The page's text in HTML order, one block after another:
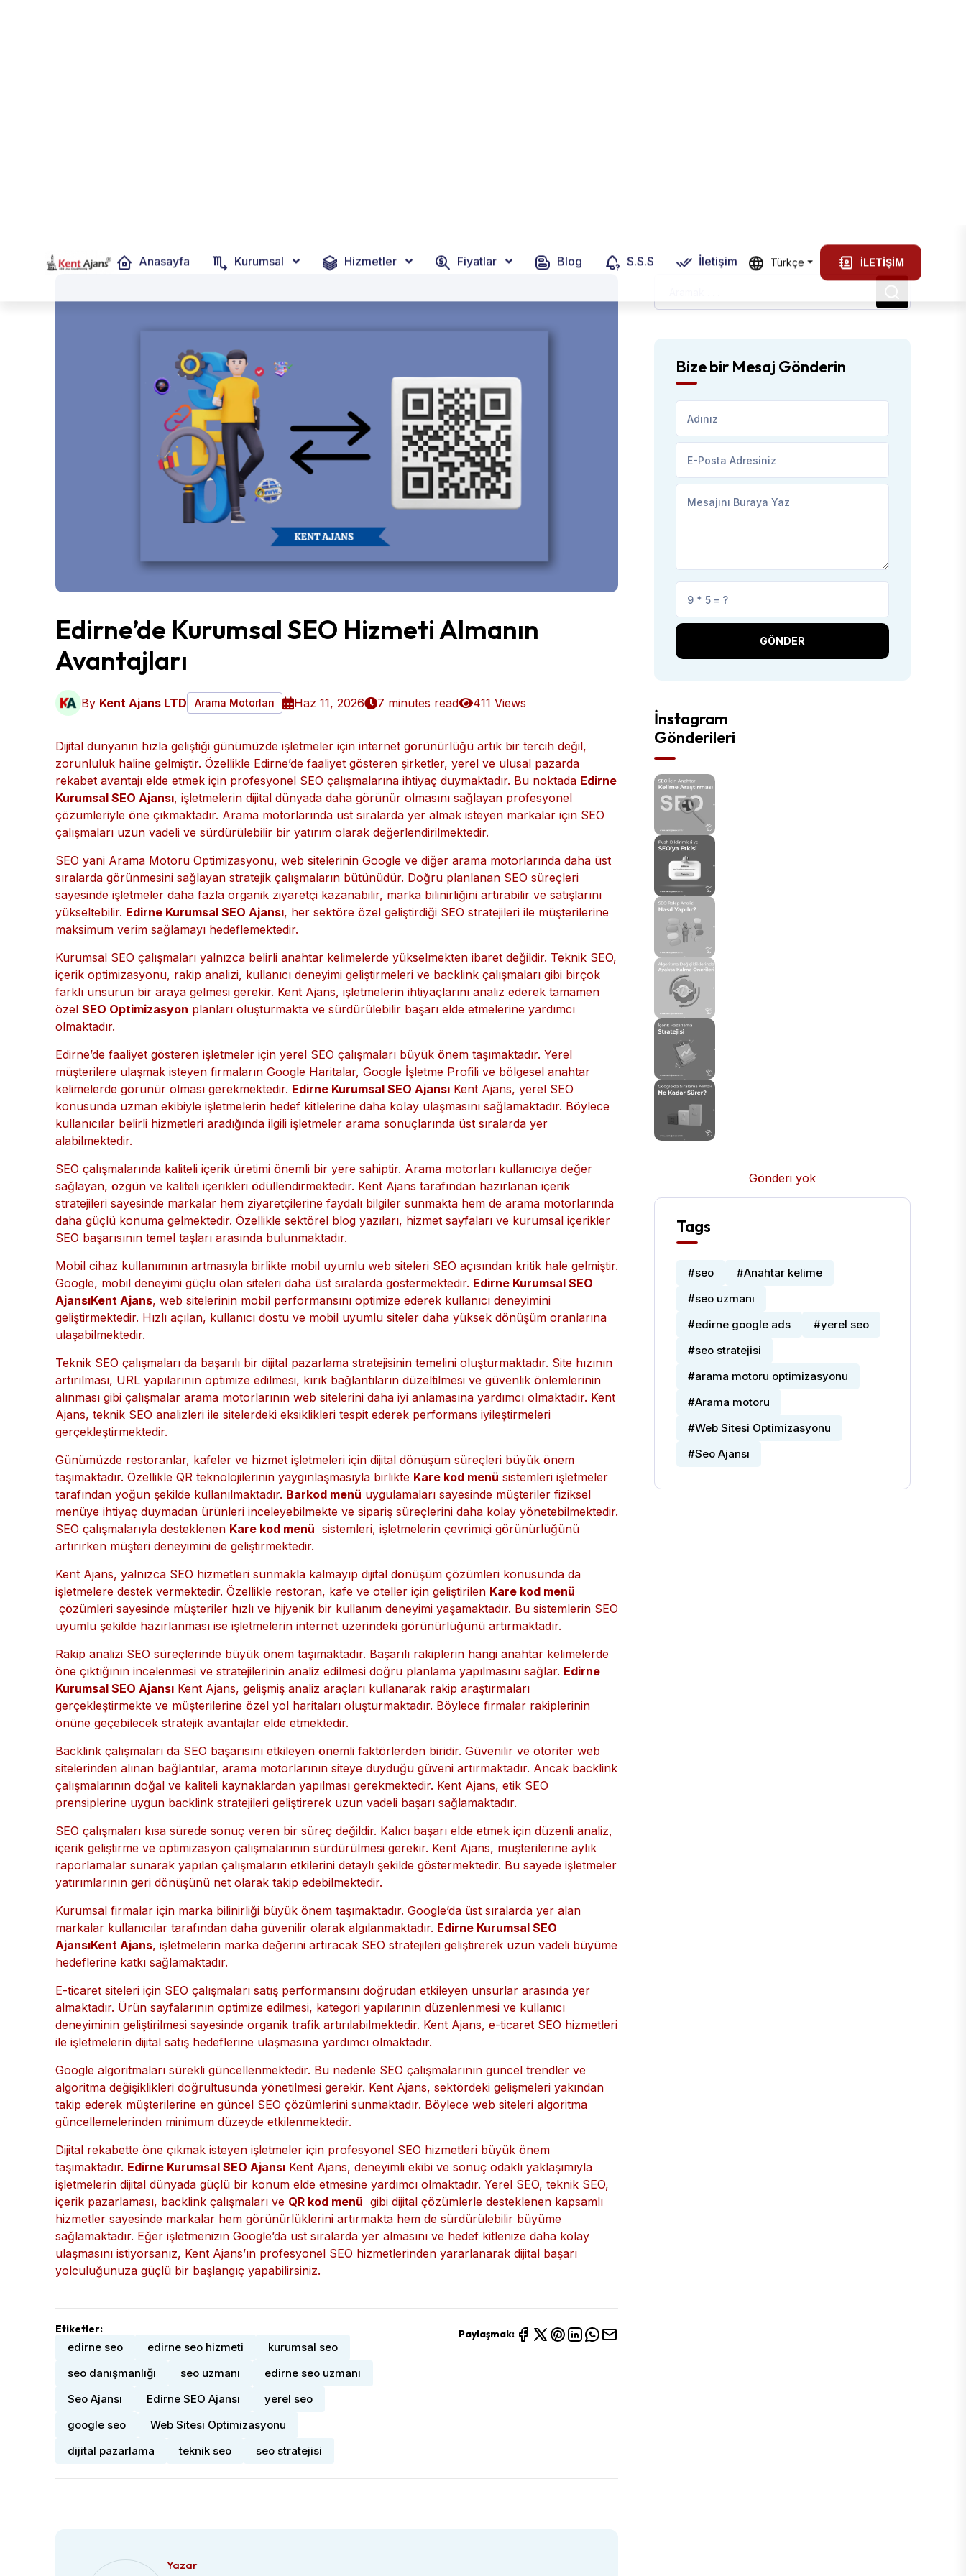
Edirne’de Kurumsal SEO Hizmeti Almanın
Avantajları
By Kent Ajans LTD Arama Motorları Haz 11, 2026 7 minutes read 411 Views
Dijital dünyanın hızla geliştiği günümüzde işletmeler için internet görünürlüğü artık bir tercih değil,
zorunluluk haline gelmiştir. Özellikle Edirne’de faaliyet gösteren şirketler, yerel ve ulusal pazarda
rekabet avantajı elde etmek için profesyonel SEO çalışmalarına ihtiyaç duymaktadır. Bu noktadaEdirne
Kurumsal SEO Ajansı , işletmelerin dijital dünyada daha görünür olmasını sağlayan profesyonel
çözümleriyle öne çıkmaktadır. Arama motorlarında üst sıralarda yer almak isteyen markalar için SEO
çalışmaları uzun vadeli ve sürdürülebilir bir yatırım olarak değerlendirilmektedir.
SEO yani Arama Motoru Optimizasyonu, web sitelerinin Google ve diğer arama motorlarında daha üst
sıralarda görünmesini sağlayan stratejik çalışmaların bütünüdür. Doğru planlanan SEO süreçleri
sayesinde işletmeler daha fazla organik ziyaretçi kazanabilir, marka bilinirliğini artırabilir ve satışlarını
yükseltebilir.Edirne Kurumsal SEO Ajansı, her sektöre özel geliştirdiği SEO stratejileri ile müşterilerine
maksimum verim sağlamayı hedeflemektedir.
Kurumsal SEO çalışmaları yalnızca belirli anahtar kelimelerde yükselmekten ibaret değildir. Teknik SEO,
içerik optimizasyonu, rakip analizi, kullanıcı deneyimi geliştirmeleri ve backlink çalışmaları gibi birçok
farklı unsurun bir araya gelmesi gerekir. Kent Ajans, işletmelerin ihtiyaçlarını analiz ederek tamamen
özelSEO Optimizasyonplanları oluşturmakta ve sürdürülebilir başarı elde etmelerine yardımcı
olmaktadır.
Edirne’de faaliyet gösteren işletmeler için yerel SEO çalışmaları büyük önem taşımaktadır. Yerel
müşterilere ulaşmak isteyen firmaların Google Haritalar, Google İşletme Profili ve bölgesel anahtar
kelimelerde görünür olması gerekmektedir.Edirne Kurumsal SEO AjansıKent Ajans, yerel SEO
konusunda uzman ekibiyle işletmelerin hedef kitlelerine daha kolay ulaşmasını sağlamaktadır. Böylece
kullanıcılar belirli hizmetleri aradığında ilgili işletmeler arama sonuçlarında üst sıralarda yer
alabilmektedir.
SEO çalışmalarında kaliteli içerik üretimi önemli bir yere sahiptir. Arama motorları kullanıcıya değer
sağlayan, özgün ve kaliteli içerikleri ödüllendirmektedir. Kent Ajans tarafından hazırlanan içerik
stratejileri sayesinde markalar hem ziyaretçilerine faydalı bilgiler sunmakta hem de arama motorlarında
daha güçlü konuma gelmektedir. Özellikle sektörel blog yazıları, hizmet sayfaları ve kurumsal içerikler
SEO başarısının temel taşları arasında bulunmaktadır.
Mobil cihaz kullanımının artmasıyla birlikte mobil uyumlu web siteleri SEO açısından kritik hale gelmiştir.
Google, mobil deneyimi güçlü olan siteleri daha üst sıralarda göstermektedir.Edirne Kurumsal SEO
AjansıKent Ajans, web sitelerinin mobil performansını optimize ederek kullanıcı deneyimini
geliştirmektedir. Hızlı açılan, kullanıcı dostu ve mobil uyumlu siteler daha yüksek dönüşüm oranlarına
ulaşabilmektedir.
Teknik SEO çalışmaları da başarılı bir dijital pazarlama stratejisinin temelini oluşturmaktadır. Site hızının
artırılması, URL yapılarının optimize edilmesi, kırık bağlantıların düzeltilmesi ve güvenlik önlemlerinin
alınması gibi çalışmalar arama motorlarının web sitelerini daha iyi anlamasına yardımcı olmaktadır. Kent
Ajans, teknik SEO analizleri ile sitelerdeki eksiklikleri tespit ederek performans iyileştirmeleri
gerçekleştirmektedir.
Günümüzde restoranlar, kafeler ve hizmet işletmeleri için dijital dönüşüm süreçleri büyük önem
taşımaktadır. Özellikle QR teknolojilerinin yaygınlaşmasıyla birlikte
tarafından yoğun şekilde kullanılmaktadır.Barkod menü uygulamaları sayesinde müşteriler fiziksel
menüye ihtiyaç duymadan ürünleri inceleyebilmekte ve sipariş süreçlerini daha kolay yönetebilmektedir.
SEO çalışmalarıyla desteklenen Kare kod menü sistemleri, işletmelerin çevrimiçi görünürlüğünü
artırırken müşteri deneyimini de geliştirmektedir.
Kent Ajans, yalnızca SEO hizmetleri sunmakla kalmayıp dijital dönüşüm çözümleri konusunda da
işletmelere destek vermektedir. Özellikle restoran, kafe ve oteller için geliştirilenKare kod menü
çözümleri sayesinde müşteriler hızlı ve hijyenik bir kullanım deneyimi yaşamaktadır. Bu sistemlerin SEO
uyumlu şekilde hazırlanması ise işletmelerin internet üzerindeki görünürlüğünü artırmaktadır.
Rakip analizi SEO süreçlerinde büyük önem taşımaktadır. Başarılı rakiplerin hangi anahtar kelimelerde
öne çıktığının incelenmesi ve stratejilerinin analiz edilmesi doğru planlama yapılmasını sağlar.Edirne
Kurumsal SEO AjansıKent Ajans, gelişmiş analiz araçları kullanarak rakip araştırmaları
gerçekleştirmekte ve müşterilerine özel yol haritaları oluşturmaktadır. Böylece firmalar rakiplerinin
önüne geçebilecek stratejik avantajlar elde etmektedir.
Backlink çalışmaları da SEO başarısını etkileyen önemli faktörlerden biridir. Güvenilir ve otoriter web
sitelerinden alınan bağlantılar, arama motorlarının siteye duyduğu güveni artırmaktadır. Ancak backlink
çalışmalarının doğal ve kaliteli kaynaklardan yapılması gerekmektedir. Kent Ajans, etik SEO
prensiplerine uygun backlink stratejileri geliştirerek uzun vadeli başarı sağlamaktadır.
SEO çalışmaları kısa sürede sonuç veren bir süreç değildir. Kalıcı başarı elde etmek için düzenli analiz,
içerik geliştirme ve optimizasyon çalışmalarının sürdürülmesi gerekir. Kent Ajans, müşterilerine aylık
raporlamalar sunarak yapılan çalışmaların etkilerini detaylı şekilde göstermektedir. Bu sayede işletmeler
yatırımlarının geri dönüşünü net olarak takip edebilmektedir.
Kurumsal firmalar için marka bilinirliği büyük önem taşımaktadır. Google’da üst sıralarda yer alan
markalar kullanıcılar tarafından daha güvenilir olarak algılanmaktadır.Edirne Kurumsal SEO
AjansıKent Ajans, işletmelerin marka değerini artıracak SEO stratejileri geliştirerek uzun vadeli büyüme
hedeflerine katkı sağlamaktadır.
E-ticaret siteleri için SEO çalışmaları satış performansını doğrudan etkileyen unsurlar arasında yer
almaktadır. Ürün sayfalarının optimize edilmesi, kategori yapılarının düzenlenmesi ve kullanıcı
deneyiminin geliştirilmesi sayesinde organik trafik artırılabilmektedir. Kent Ajans, e-ticaret SEO hizmetleri
ile işletmelerin dijital satış hedeflerine ulaşmasına yardımcı olmaktadır.
Google algoritmaları sürekli güncellenmektedir. Bu nedenle SEO çalışmalarının güncel trendler ve
algoritma değişiklikleri doğrultusunda yönetilmesi gerekir. Kent Ajans, sektördeki gelişmeleri yakından
takip ederek müşterilerine en güncel SEO çözümlerini sunmaktadır. Böylece web siteleri algoritma
güncellemelerinden minimum düzeyde etkilenmektedir.
Dijital rekabette öne çıkmak isteyen işletmeler için profesyonel SEO hizmetleri büyük önem
taşımaktadır.Edirne Kurumsal SEO AjansıKent Ajans, deneyimli ekibi ve sonuç odaklı yaklaşımıyla
işletmelerin dijital dünyada güçlü bir konum elde etmesine yardımcı olmaktadır. Yerel SEO, teknik SEO,
içerik pazarlaması, backlink çalışmaları veQR kod menü
sağlamaktadır. Eğer işletmenizin Google’da üst sıralarda yer almasını ve hedef kitlenize daha kolay
ulaşmasını istiyorsanız, Kent Ajans’ın profesyonel SEO hizmetlerinden yararlanarak dijital başarı
yolculuğunuza güçlü bir başlangıç yapabilirsiniz.
Etiketler:
edirne seo edirne seo hizmeti
kurumsal seo
seo danışmanlığı
seo uzmanı
edirne seo uzmanı
Seo Ajansı
Edirne SEO Ajansı
yerel seo
Bize bir Mesaj Gönderin
İnstagram
Gönderileri
Tags
#seo
#Anahtar kelime
#seo uzmanı
#edirne google ads
#seo stratejisi
#arama motoru optimizasyonu